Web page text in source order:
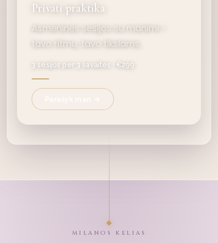
Privati praktika
Asmeninės sesijos su manimi –
tavo ritmu, tavo tikslams.
3 sesijos per 3 savaites · €299
MILANOS KELIAS